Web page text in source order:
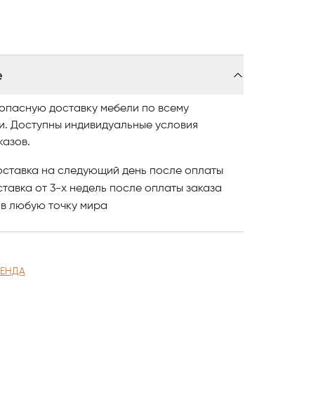
доставку мебели по всему
Доступны индивидуальные условия
на следующий день после оплаты
от 3-х недель после оплаты заказа
в любую точку мира